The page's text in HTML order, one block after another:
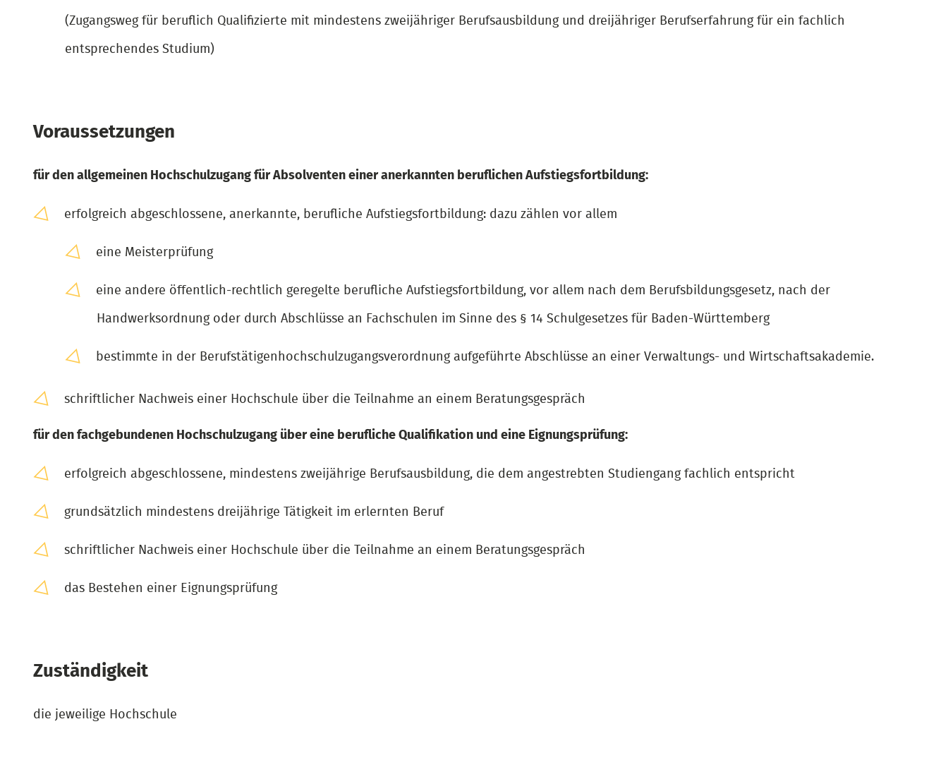
(Zugangsweg für beruflich Qualifizierte mit mindestens zweijähriger Berufsausbildung und dreijähriger Berufserfahrung für ein fachlich
entsprechendes Studium)
Voraussetzungen
für den allgemeinen Hochschulzugang für Absolventen einer anerkannten beruflichen Aufstiegsfortbildung:
erfolgreich abgeschlossene, anerkannte, berufliche Aufstiegsfortbildung: dazu zählen vor allem
eine Meisterprüfung
eine andere öffentlich-rechtlich geregelte berufliche Aufstiegsfortbildung, vor allem nach dem Berufsbildungsgesetz, nach der
Handwerksordnung oder durch Abschlüsse an Fachschulen im Sinne des § 14 Schulgesetzes für Baden-Württemberg
bestimmte in der Berufstätigenhochschulzugangsverordnung aufgeführte Abschlüsse an einer Verwaltungs- und Wirtschaftsakademie.
schriftlicher Nachweis einer Hochschule über die Teilnahme an einem Beratungsgespräch
für den fachgebundenen Hochschulzugang über eine berufliche Qualifikation und eine Eignungsprüfung:
erfolgreich abgeschlossene, mindestens zweijährige Berufsausbildung, die dem angestrebten Studiengang fachlich entspricht
grundsätzlich mindestens dreijährige Tätigkeit im erlernten Beruf
schriftlicher Nachweis einer Hochschule über die Teilnahme an einem Beratungsgespräch
das Bestehen einer Eignungsprüfung
Zuständigkeit
die jeweilige Hochschule